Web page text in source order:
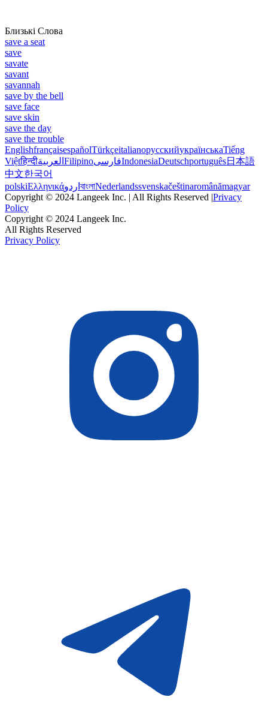
Близькі Слова
save a seat
save
savate
savant
savannah
save by the bell
save face
save skin
save the day
save the trouble
EnglishfrançaisespañolTürkçeitalianoрусскийукраїнськаTiếng
Việtहिन्दीالعربية FilipinoفارسیIndonesiaDeutschportuguês日本語
中文한국어
polskiΕλληνικάاردو বাংলাNederlandssvenskačeštinaromânămagyar
Copyright © 2024 Langeek Inc. | All Rights Reserved |Privacy
Policy
Copyright © 2024 Langeek Inc.
All Rights Reserved
Privacy Policy